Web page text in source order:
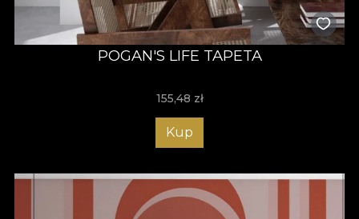
POGAN'S LIFE TAPETA
155,48 zł
Kup